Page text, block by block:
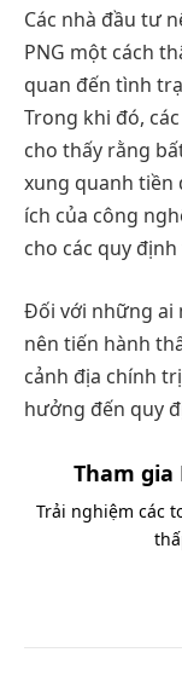
Các nhà đầu tư
PNG một cách
quan đến tình
Trong khi đó,
cho thấy rằng
xung quanh tiền
ích của công
cho các quy
Đối với những ai
nên tiến hành
cảnh địa chính
hưởng đến quy
Tham gia
Trải nghiệm các